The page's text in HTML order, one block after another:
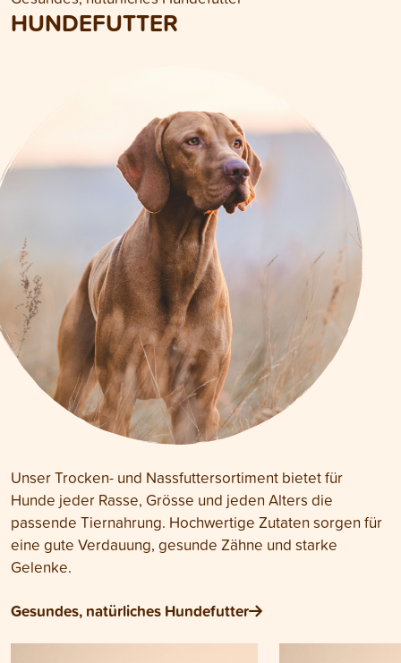
HUNDEFUTTER
Unser Trocken- und Nassfuttersortiment bietet für
Hunde jeder Rasse, Grösse und jeden Alters die
passende Tiernahrung. Hochwertige Zutaten sorgen für
eine gute Verdauung, gesunde Zähne und starke
Gelenke.
Gesundes, natürliches Hundefutter